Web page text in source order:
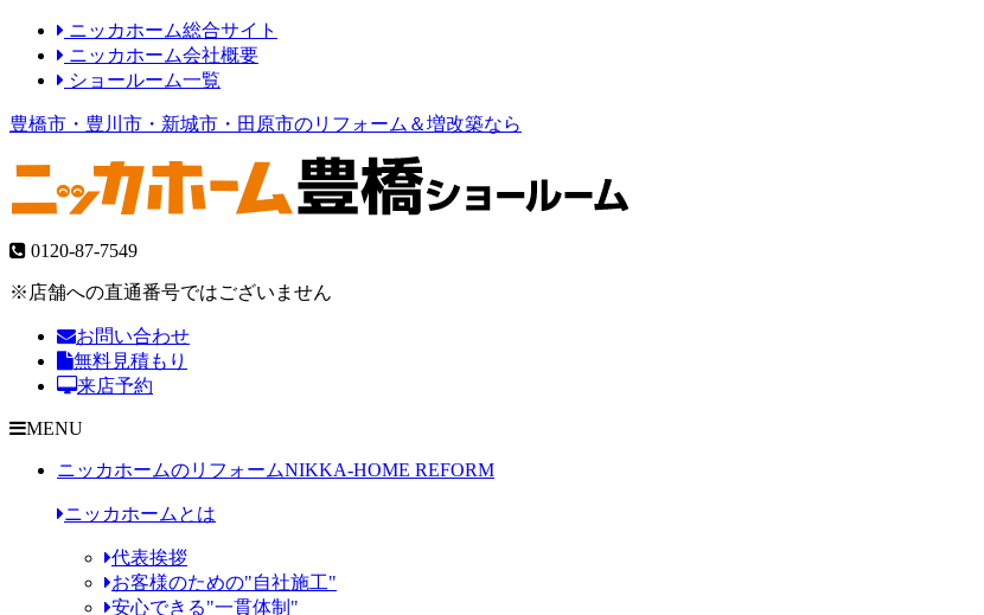
ニッカホーム総合サイト
ニッカホーム会社概要
ショールーム一覧
豊橋市・豊川市・新城市・田原市のリフォーム＆増改築なら
0120-87-7549
※店舗への直通番号ではございません
お問い合わせ
無料見積もり
来店予約
MENU
ニッカホームのリフォームNIKKA-HOME REFORM
ニッカホームとは
代表挨拶
お客様のための"自社施工"
安心できる"一貫体制"